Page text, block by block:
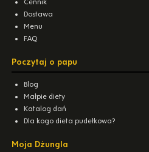
Cennik
Dostawa
Menu
FAQ
Poczytaj o papu
Blog
Małpie diety
Katalog dań
Dla kogo dieta pudełkowa?
Moja Dżungla